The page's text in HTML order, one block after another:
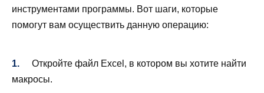
инструментами программы. Вот шаги, которые
помогут вам осуществить данную операцию:
Откройте файл Excel, в котором вы хотите найти
макросы.